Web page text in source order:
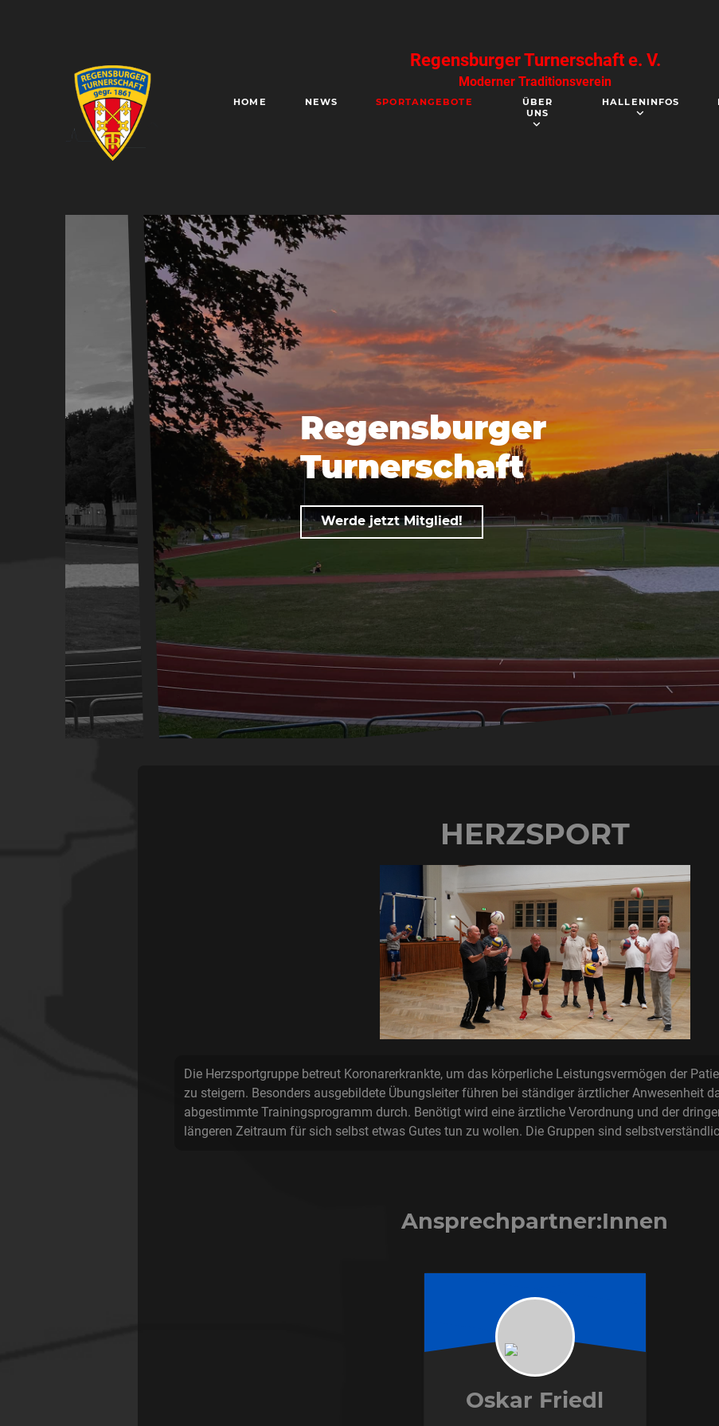
Regensburger Turnerschaft e. V.
Moderner Traditionsverein
HOME NEWS SPORTANGEBOTE
ÜBER
UNS
HALLENINFOS
Regensburger
Turnerschaft
Werde jetzt Mitglied!
HERZSPORT
Die Herzsportgruppe betreut Koronarerkrankte, um das körperliche Leistungsvermögen der
zu steigern. Besonders ausgebildete Übungsleiter führen bei ständiger ärztlicher Anwesenheit
abgestimmte Trainingsprogramm durch. Benötigt wird eine ärztliche Verordnung und der
längeren Zeitraum für sich selbst etwas Gutes tun zu wollen. Die Gruppen sind
Ansprechpartner:Innen
Oskar Friedl